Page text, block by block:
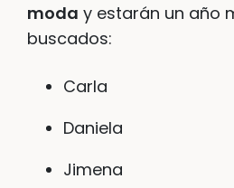
moda y estarán un año
buscados:
Carla
Daniela
Jimena